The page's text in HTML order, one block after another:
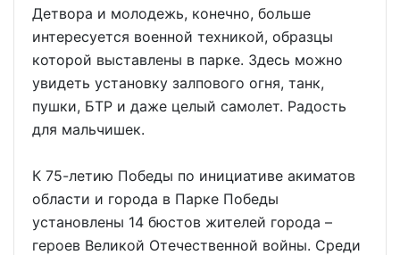
Детвора и молодежь, конечно, больше
интересуется военной техникой, образцы
которой выставлены в парке. Здесь можно
увидеть установку залпового огня, танк,
пушки, БТР и даже целый самолет. Радость
для мальчишек.
К 75-летию Победы по инициативе акиматов
области и города в Парке Победы
установлены 14 бюстов жителей города –
героев Великой Отечественной войны. Среди